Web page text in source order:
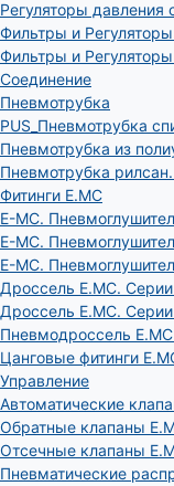
Регуляторы давления
Фильтры и
Фильтры и
Соединение
Пневмотрубка
PUS_Пневмотрубка
Пневмотрубка из
Пневмотрубка
Фитинги E.MC
E-MC.
E-MC.
E-MC.
Дроссель E.MC.
Дроссель E.MC.
Пневмодроссель
Цанговые фитинги
Управление
Автоматические
Обратные клапаны
Отсечные клапаны
Пневматические